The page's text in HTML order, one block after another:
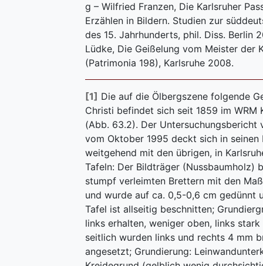
g – Wilfried Franzen, Die Karlsruher
Erzählen in Bildern. Studien zur
des 15. Jahrhunderts, phil. Diss. Berlin
Lüdke, Die Geißelung vom Meister der
(Patrimonia 198), Karlsruhe 2008.
[1] Die auf die Ölbergszene folgende
Christi befindet sich seit 1859 im WRM
(Abb. 63.2). Der Untersuchungsbericht
vom Oktober 1995 deckt sich in seinen
weitgehend mit den übrigen, in
Tafeln: Der Bildträger (Nussbaumholz)
stumpf verleimten Brettern mit den
und wurde auf ca. 0,5-0,6 cm gedünnt
Tafel ist allseitig beschnitten;
links erhalten, weniger oben, links
seitlich wurden links und rechts 4 mm
angesetzt; Grundierung: